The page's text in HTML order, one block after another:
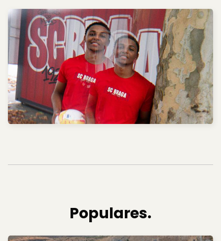
Populares.